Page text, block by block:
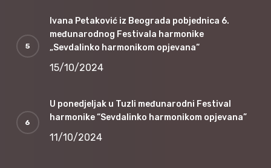
Ivana Petaković iz Beograda pobjednica 6.
međunarodnog Festivala harmonike
„Sevdalinko harmonikom opjevana“
15/10/2024
U ponedjeljak u Tuzli međunarodni Festival
harmonike “Sevdalinko harmonikom opjevana”
11/10/2024